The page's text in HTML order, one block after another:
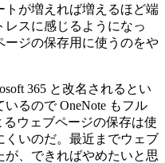
トが増えれば増えるほど端
スに感じるようになっ
ージの保存用に使うのをや
365 と改名されるとい
るので OneNote もフル
るウェブページの保存は使
くいのだ。最近までウェブ
、できればやめたいと思